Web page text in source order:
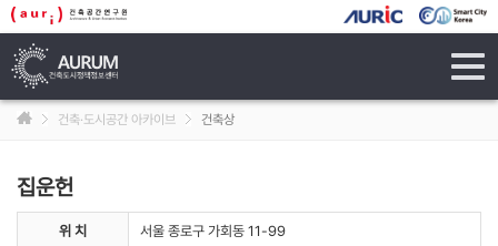
건축·도시공간 아카이브 건축상
집운헌
위 치 서울 종로구 가회동 11-99